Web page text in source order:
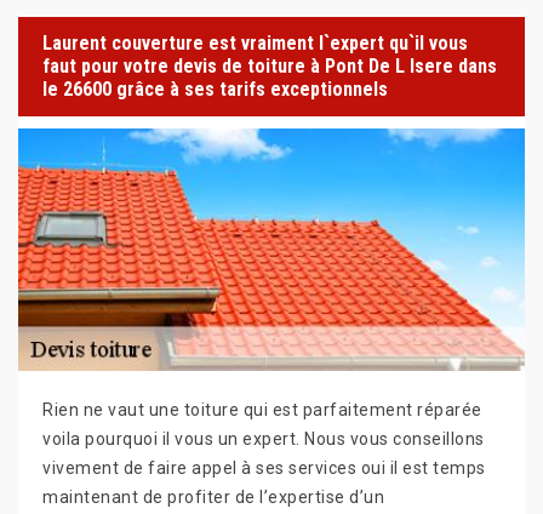
Laurent couverture est vraiment l`expert qu`il vous
faut pour votre devis de toiture à Pont De L Isere dans
le 26600 grâce à ses tarifs exceptionnels
Rien ne vaut une toiture qui est parfaitement réparée
voila pourquoi il vous un expert. Nous vous conseillons
vivement de faire appel à ses services oui il est temps
maintenant de profiter de l’expertise d’un